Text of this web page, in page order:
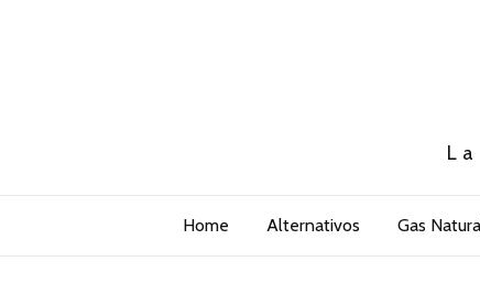
Home Alternativos Gas